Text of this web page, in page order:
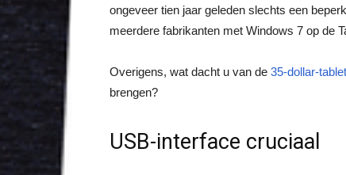
ongeveer tien jaar geleden slechts een
meerdere fabrikanten met Windows 7 op de
Overigens, wat dacht u van de 35-dollar-
brengen?
USB-interface cruciaal